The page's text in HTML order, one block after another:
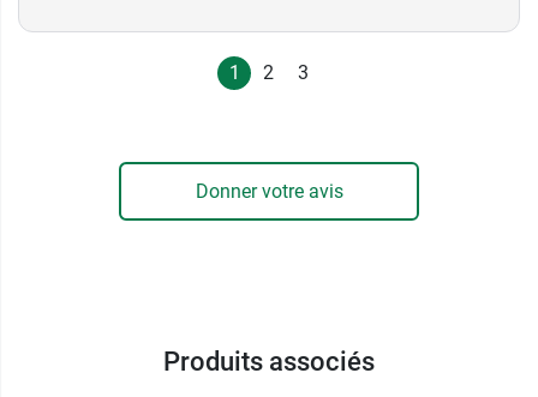
1 2 3
Donner votre avis
Produits associés